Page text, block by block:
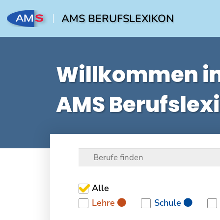
AMS BERUFSLEXIKON
Willkommen
AMS
Alle
Lehre
Schule